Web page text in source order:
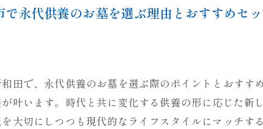
で永代供養のお墓を選ぶ理由とおすすめセ
田で、永代供養のお墓を選ぶ際のポイントとおすす
叶います。時代と共に変化する供養の形に応じた
大切にしつつも現代的なライフスタイルにマッチす